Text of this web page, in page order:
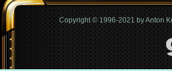
Copyright © 1996-2021 by Anton